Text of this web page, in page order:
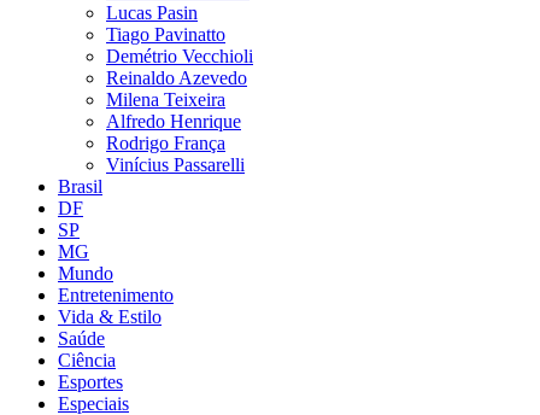
Lucas Pasin
Tiago Pavinatto
Demétrio Vecchioli
Reinaldo Azevedo
Milena Teixeira
Alfredo Henrique
Rodrigo França
Vinícius Passarelli
Brasil
DF
SP
MG
Mundo
Entretenimento
Vida & Estilo
Saúde
Ciência
Esportes
Especiais